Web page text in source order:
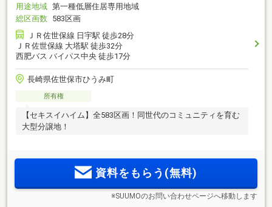
用途地域 第一種低層住居専用地域
総区画数 583区画
ＪＲ佐世保線 日宇駅 徒歩28分
ＪＲ佐世保線 大塔駅 徒歩32分
西肥バス バイパス中央 徒歩17分
長崎県佐世保市ひうみ町
所有権
【セキスイハイム】全583区画！同世代のコミュニティを育む
大型分譲地！
資料をもらう(無料)
※SUUMOのお問い合わせページへ移動します